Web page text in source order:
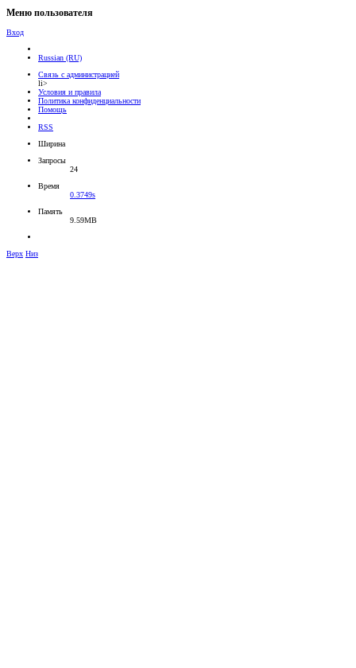
Меню пользователя
Вход
Russian (RU)
Связь с администрацией
li>
Условия и правила
Политика конфиденциальности
Помощь
RSS
Ширина
Запросы
24
Время
0.3749s
Память
9.59MB
Верх Низ